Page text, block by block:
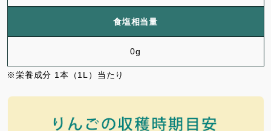
食塩相当量
0g
※栄養成分 1本（1L）当たり